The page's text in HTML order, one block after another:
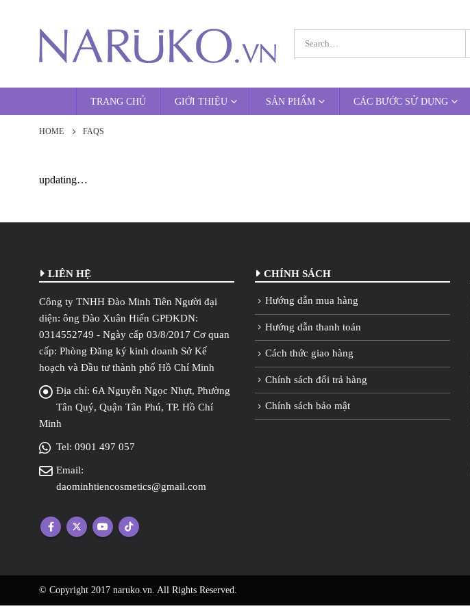
TRANG CHỦ GIỚI THIỆU SẢN PHẨM CÁC BƯỚC SỬ DỤNG
HOME FAQS
updating…
LIÊN HỆ
Công ty TNHH Đào Minh Tiên Người đại
diện: ông Đào Xuân Hiến GPĐKDN:
0314552749 - Ngày cấp 03/8/2017 Cơ quan
cấp: Phòng Đăng ký kinh doanh Sở Kế
hoạch và Đầu tư thành phố Hồ Chí Minh
Địa chỉ: 6A Nguyễn Ngọc Nhựt, Phường
Tân Quý, Quận Tân Phú, TP. Hồ Chí
Minh
Tel: 0901 497 057
Email:
daominhtiencosmetics@gmail.com
CHÍNH SÁCH
Hướng dẫn mua hàng
Hướng dẫn thanh toán
Cách thức giao hàng
Chính sách đổi trả hàng
Chính sách bảo mật
© Copyright 2017 naruko.vn. All Rights Reserved.